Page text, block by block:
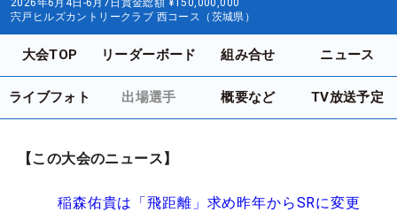
2026年6月4日-6月7日 賞金総額 ¥150,000,000
宍戸ヒルズカントリークラブ 西コース（茨城県）
大会TOP リーダーボード 組み合せ ニュース
ライブフォト 出場選手 概要など TV放送予定
【この大会のニュース】
稲森佑貴は「飛距離」求め昨年からSRに変更